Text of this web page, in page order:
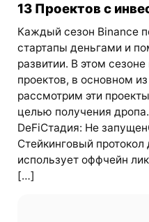
13 Проектов с
Каждый сезон Binance
стартапы деньгами и
развитии. В этом
проектов, в основном
рассмотрим эти
целью получения
DeFiСтадия: Не
Стейкинговый
использует оффчейн
[…]